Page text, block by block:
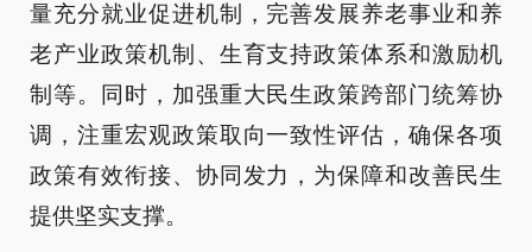
量充分就业促进机制，完善发展养老事业和养
老产业政策机制、生育支持政策体系和激励机
制等。同时，加强重大民生政策跨部门统筹协
调，注重宏观政策取向一致性评估，确保各项
政策有效衔接、协同发力，为保障和改善民生
提供坚实支撑。